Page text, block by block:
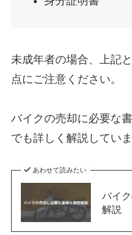
未成年者の場合、上記
点にご注意ください。
バイクの売却に必要な
でも詳しく解説していま
あわせて読みたい
バイ
解説